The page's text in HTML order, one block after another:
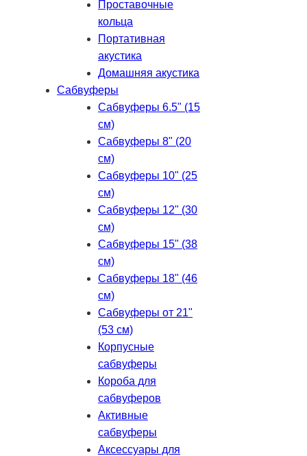
Проставочные
кольца
Портативная
акустика
Домашняя акустика
Сабвуферы
Сабвуферы 6.5" (15
см)
Сабвуферы 8" (20
см)
Сабвуферы 10" (25
см)
Сабвуферы 12" (30
см)
Сабвуферы 15" (38
см)
Сабвуферы 18" (46
см)
Сабвуферы от 21"
(53 см)
Корпусные
сабвуферы
Короба для
сабвуферов
Активные
сабвуферы
Аксессуары для